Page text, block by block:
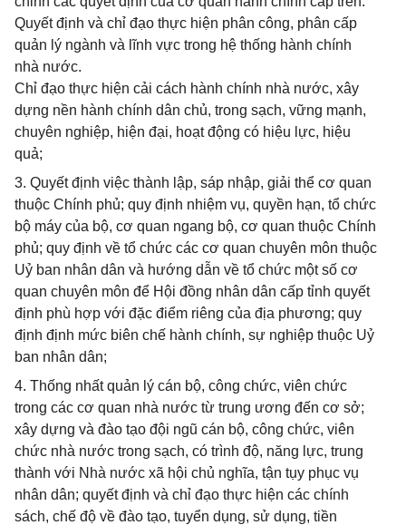
Quyết định và chỉ đạo thực hiện phân công, phân cấp
quản lý ngành và lĩnh vực trong hệ thống hành chính
nhà nước.
Chỉ đạo thực hiện cải cách hành chính nhà nước, xây
dựng nền hành chính dân chủ, trong sạch, vững mạnh,
chuyên nghiệp, hiện đại, hoạt động có hiệu lực, hiệu
quả;
3. Quyết định việc thành lập, sáp nhập, giải thể cơ quan
thuộc Chính phủ; quy định nhiệm vụ, quyền hạn, tổ chức
bộ máy của bộ, cơ quan ngang bộ, cơ quan thuộc Chính
phủ; quy định về tổ chức các cơ quan chuyên môn thuộc
Uỷ ban nhân dân và hướng dẫn về tổ chức một số cơ
quan chuyên môn để Hội đồng nhân dân cấp tỉnh quyết
định phù hợp với đặc điểm riêng của địa phương; quy
định định mức biên chế hành chính, sự nghiệp thuộc Uỷ
ban nhân dân;
4. Thống nhất quản lý cán bộ, công chức, viên chức
trong các cơ quan nhà nước từ trung ương đến cơ sở;
xây dựng và đào tạo đội ngũ cán bộ, công chức, viên
chức nhà nước trong sạch, có trình độ, năng lực, trung
thành với Nhà nước xã hội chủ nghĩa, tận tụy phục vụ
nhân dân; quyết định và chỉ đạo thực hiện các chính
sách, chế độ về đào tạo, tuyển dụng, sử dụng, tiền